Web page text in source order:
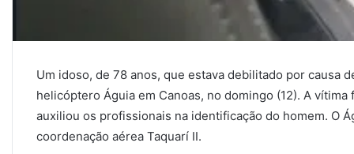
Um idoso, de 78 anos, que estava debilitado por causa
helicóptero Águia em Canoas, no domingo (12). A
auxiliou os profissionais na identificação do homem. O
coordenação aérea Taquarí II.